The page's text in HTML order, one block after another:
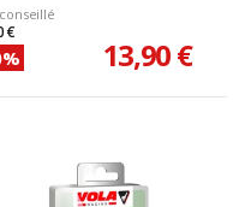
€
13,90 €